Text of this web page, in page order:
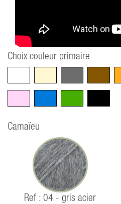
Choix couleur primaire
Camaïeu
Ref : 04 - gris acier